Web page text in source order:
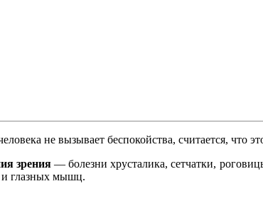
не вызывает беспокойства, считается, что
зрения — болезни хрусталика, сетчатки,
и глазных мышц.